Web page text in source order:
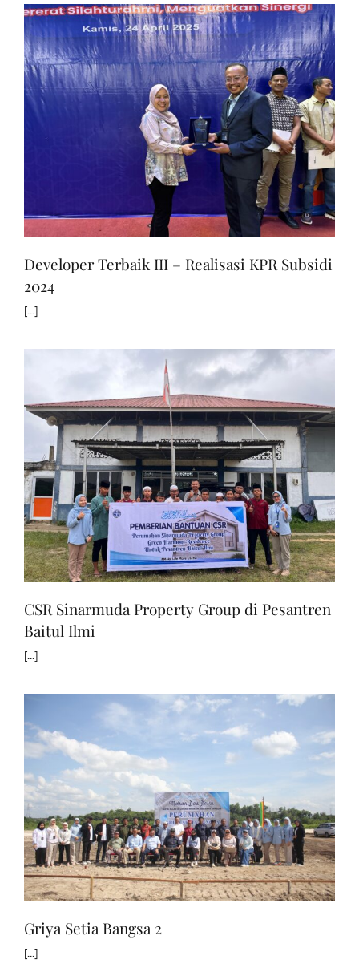
Developer Terbaik III – Realisasi KPR Subsidi
2024
[...]
CSR Sinarmuda Property Group di Pesantren
Baitul Ilmi
[...]
Griya Setia Bangsa 2
[...]